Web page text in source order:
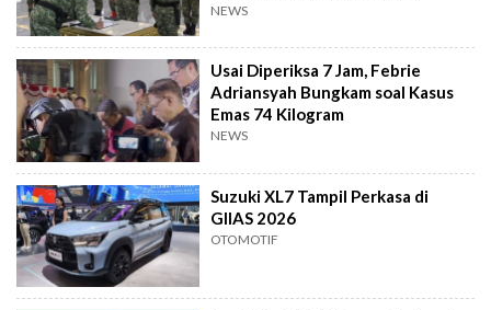
NEWS
Usai Diperiksa 7 Jam, Febrie
Adriansyah Bungkam soal Kasus
Emas 74 Kilogram
NEWS
Suzuki XL7 Tampil Perkasa di
GIIAS 2026
OTOMOTIF